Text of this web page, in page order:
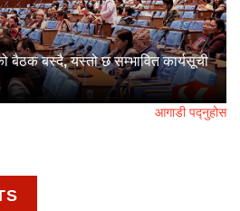
बैठक बस्दै, यस्तो छ सम्भावित कार्यसूची
आगाडी पद्नुहोस